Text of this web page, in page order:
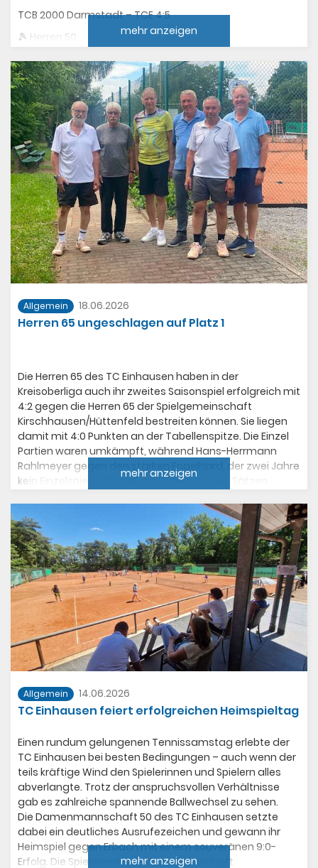
TCB 2000 Darmstadt – TCE 4:5
🎾 Herren 50
TC Zwingenberg – TCE 6:0
🎾 Herren 55
TCE – Hainstadt 2:4
🎾 Damen
TCE – Bürstadt 1:5
🎾 Herren 30
TC Leeheim – TCE 5:1
Wir gratulieren den Damen 50 zum Auswärtssieg und
bedanken uns bei allen Spielerinnen und Spielern für
ihren Einsatz!
Sportliche Grüße und einen guten Wochenanfang
wünscht Euch Euer TCE
mehr anzeigen
Allgemein 18.06.2026
Herren 65 ungeschlagen auf Platz 1
Die Herren 65 des TC Einhausen haben in der
Kreisoberliga auch ihr zweites Saisonspiel erfolgreich mit
4:2 gegen die Herren 65 der Spielgemeinschaft
Kirschhausen/Hüttenfeld bestreiten können. Sie liegen
damit mit 4:0 Punkten an der Tabellenspitze. Die Einzel
Partien waren umkämpft, während Hans-Herrmann
Rahlmeyer gegen den starken Engelhard, der zwei Jahre
kein Einzelspiel mehr verloren hatte, in zwei Sätzen
Position Eins gegen den ebenfalls sehr gut spielenden
Wahlig mit 6:2, 2:6, 2:10 im Matchtiebreak geschlagen
geben.
Die beiden anderen Einzel wurden ebenfalls geteilt:
Norbert Keil gewann für den TCE in zwei Sätzen und
Thomas Freudenberger verlor in zwei Sätzen. So
mussten die Doppel entscheiden. Döll/Keil konnten ihr
Doppel genauso erfolgreich gestalten wie
Grimm/Bierwisch, so das am Ende ein 4:2 Sieg für die
weiterhin ungeschlagenen Einhäuser Herren 65 zu Buche
stand.
mehr anzeigen
Allgemein 14.06.2026
TC Einhausen feiert erfolgreichen Heimspieltag
Einen rundum gelungenen Tennissamstag erlebte der
TC Einhausen bei besten Bedingungen – auch wenn der
teils kräftige Wind den Spielerinnen und Spielern alles
abverlangte. Trotz der anspruchsvollen Verhältnisse
gab es zahlreiche spannende Ballwechsel zu sehen.
Die Damenmannschaft 50 des TC Einhausen setzte
dabei ein deutliches Ausrufezeichen und gewann ihr
Heimspiel gegen Erbach mit einem souveränen 9:0-
Erfolg. Die Spielerinnen der 6er-Mannschaft
mehr anzeigen